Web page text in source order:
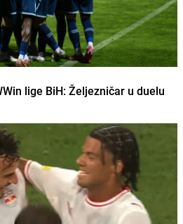
lige BiH: Željezničar u duelu